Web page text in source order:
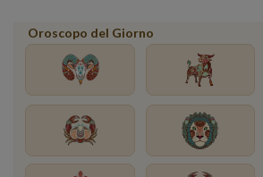
Oroscopo del Giorno